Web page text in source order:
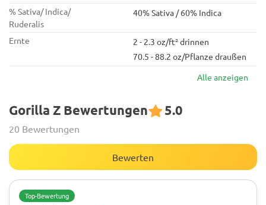
% Sativa/ Indica/
Ruderalis
40% Sativa / 60% Indica
Ernte
2 - 2.3 oz/ft² drinnen
70.5 - 88.2 oz/Pflanze draußen
Alle anzeigen
Gorilla Z Bewertungen 5.0
20 Bewertungen
Bewerten
Top-Bewertung